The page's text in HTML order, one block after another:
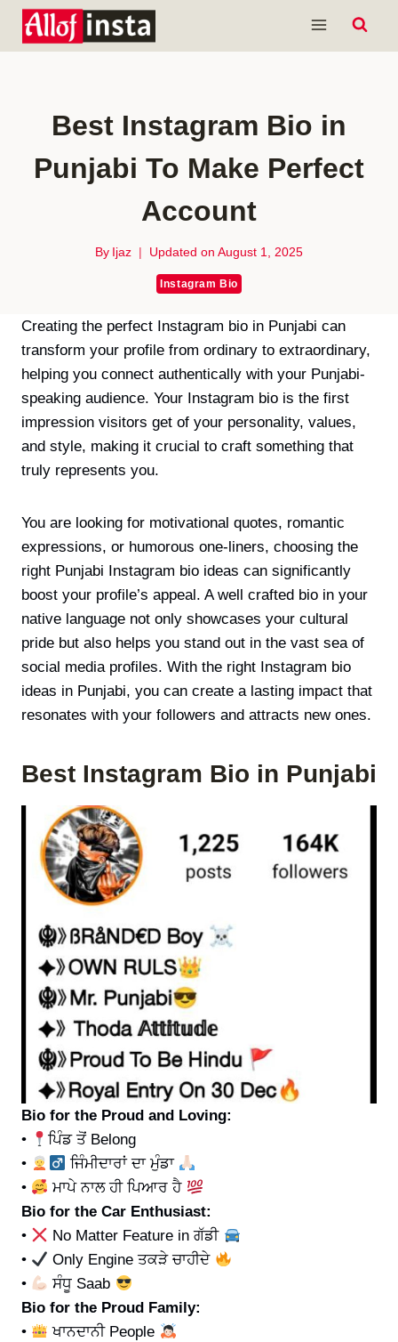
Skip
Best Instagram Bio in
Punjabi To Make Perfect
Account
By Ijaz Updated on August 1, 2025
Instagram Bio
Creating the perfect Instagram bio in Punjabi can
transform your profile from ordinary to extraordinary,
helping you connect authentically with your Punjabi-
speaking audience. Your Instagram bio is the first
impression visitors get of your personality, values,
and style, making it crucial to craft something that
truly represents you.
You are looking for motivational quotes, romantic
expressions, or humorous one-liners, choosing the
right Punjabi Instagram bio ideas can significantly
boost your profile’s appeal. A well crafted bio in your
native language not only showcases your cultural
pride but also helps you stand out in the vast sea of
social media profiles. With the right Instagram bio
ideas in Punjabi, you can create a lasting impact that
resonates with your followers and attracts new ones.
Best Instagram Bio in Punjabi
Bio for the Proud and Loving:
•
ਪਿੰਡ ਤੋਂ Belong
•
ਜਿੰਮੀਦਾਰਾਂ ਦਾ ਮੁੰਡਾ
•
ਮਾਪੇ ਨਾਲ ਹੀ ਪਿਆਰ ਹੈ
Bio for the Car Enthusiast:
•
No Matter Feature in ਗੱਡੀ
•
Only Engine ਤਕੜੇ ਚਾਹੀਦੇ
•
ਸੰਧੂ Saab
Bio for the Proud Family:
•
ਖਾਨਦਾਨੀ People